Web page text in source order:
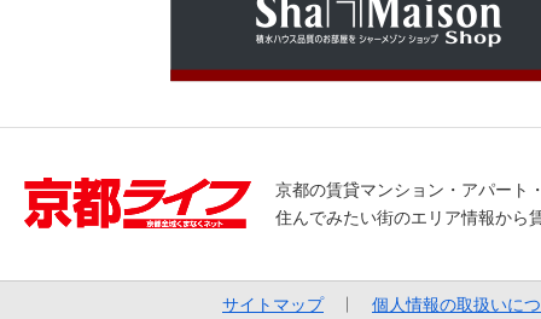
京都の賃貸マンション・アパート
住んでみたい街のエリア情報から
サイトマップ 個人情報の取扱いに